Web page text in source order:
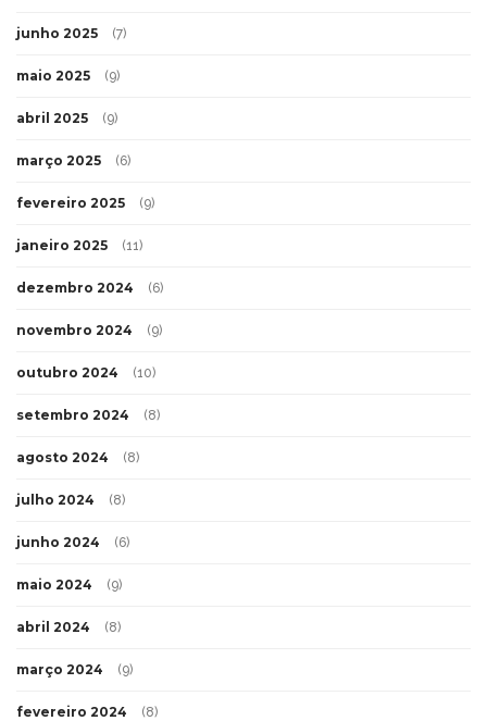
junho 2025 (7)
maio 2025 (9)
abril 2025 (9)
março 2025 (6)
fevereiro 2025 (9)
janeiro 2025 (11)
dezembro 2024 (6)
novembro 2024 (9)
outubro 2024 (10)
setembro 2024 (8)
agosto 2024 (8)
julho 2024 (8)
junho 2024 (6)
maio 2024 (9)
abril 2024 (8)
março 2024 (9)
fevereiro 2024 (8)